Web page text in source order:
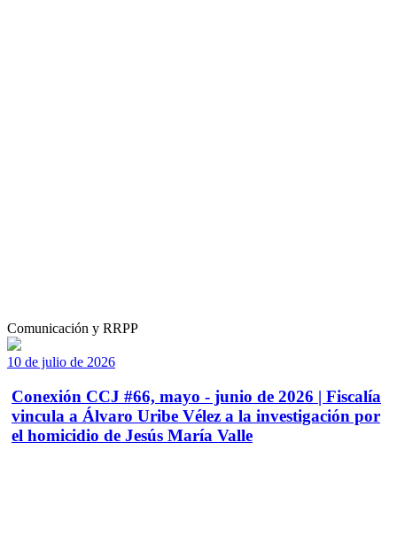
Comunicación y RRPP
10 de julio de 2026
Conexión CCJ #66, mayo - junio de 2026 | Fiscalía
vincula a Álvaro Uribe Vélez a la investigación por
el homicidio de Jesús María Valle